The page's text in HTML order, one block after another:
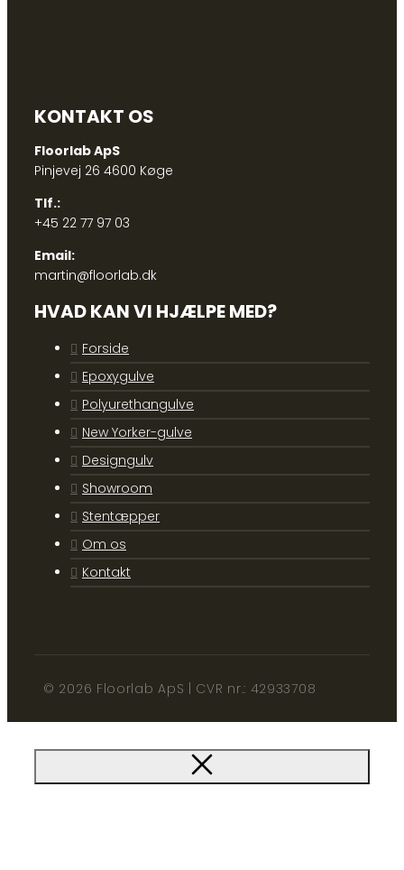
KONTAKT OS
Floorlab ApS
Pinjevej 26 4600 Køge
Tlf.:
+45 22 77 97 03
Email:
martin@floorlab.dk
HVAD KAN VI HJÆLPE MED?
Forside
Epoxygulve
Polyurethangulve
New Yorker-gulve
Designgulv
Showroom
Stentæpper
Om os
Kontakt
© 2026 Floorlab ApS | CVR nr.: 42933708